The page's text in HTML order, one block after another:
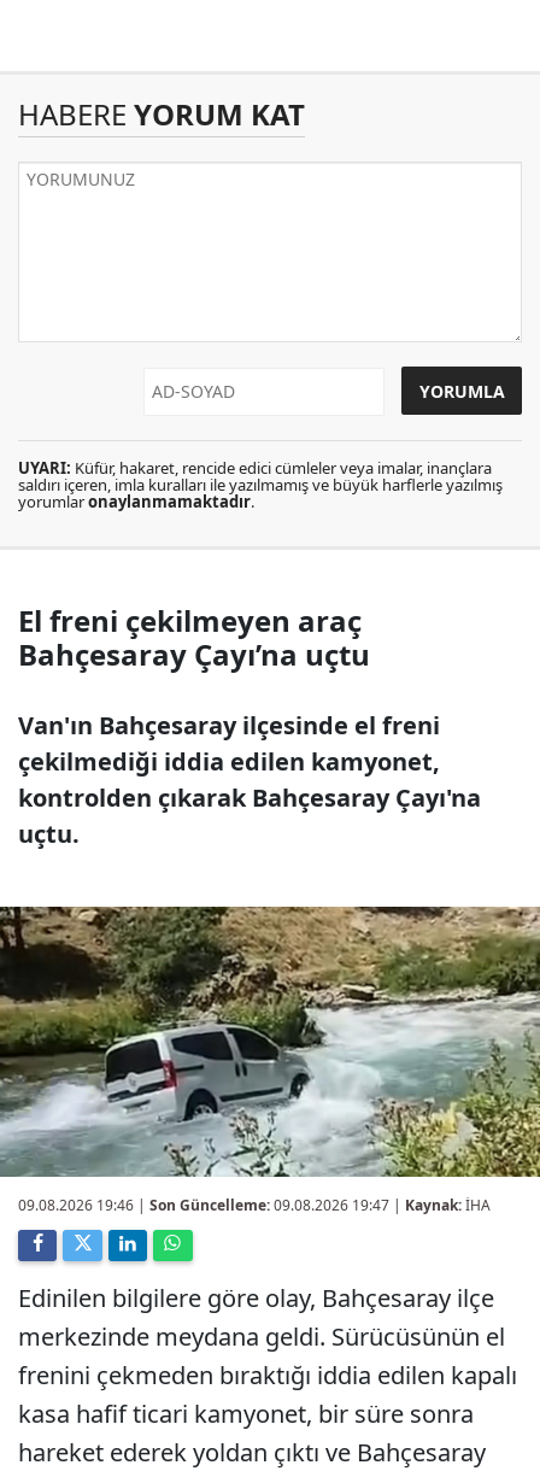
HABERE YORUM KAT
UYARI: Küfür, hakaret, rencide edici cümleler veya imalar, inançlara
saldırı içeren, imla kuralları ile yazılmamış ve büyük harflerle yazılmış
yorumlaronaylanmamaktadır.
El freni çekilmeyen araç
Bahçesaray Çayı’na uçtu
Van'ın Bahçesaray ilçesinde el freni
çekilmediği iddia edilen kamyonet,
kontrolden çıkarak Bahçesaray Çayı'na
uçtu.
09.08.2026 19:46 | Son Güncelleme:09.08.2026 19:47 | Kaynak:İHA
Edinilen bilgilere göre olay, Bahçesaray ilçe
merkezinde meydana geldi. Sürücüsünün el
frenini çekmeden bıraktığı iddia edilen kapalı
kasa hafif ticari kamyonet, bir süre sonra
hareket ederek yoldan çıktı ve Bahçesaray